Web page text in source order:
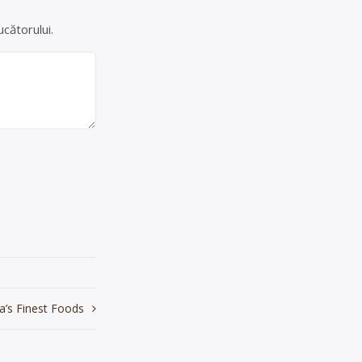
Finest Foods